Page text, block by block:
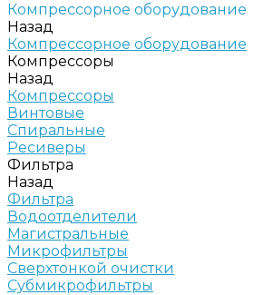
Компрессорное оборудование
Назад
Компрессорное оборудование
Компрессоры
Назад
Компрессоры
Винтовые
Спиральные
Ресиверы
Фильтра
Назад
Фильтра
Водоотделители
Магистральные
Микрофильтры
Сверхтонкой очистки
Субмикрофильтры